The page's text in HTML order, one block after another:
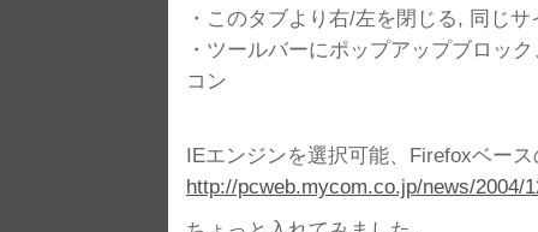
・このタブより右/左を閉じる, 同じ
・ツールバーにポップアップブロッ
コン
IEエンジンを選択可能、Firefoxベー
http://pcweb.mycom.co.jp/news/2004/